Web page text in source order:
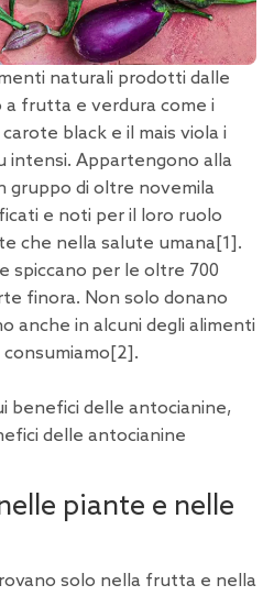
naturali prodotti dalle
frutta e verdura come i
black e il mais viola i
intensi. Appartengono alla
gruppo di oltre novemila
e noti per il loro ruolo
che nella salute umana[1].
spiccano per le oltre 700
finora. Non solo donano
anche in alcuni degli alimenti
[2].
benefici delle antocianine,
delle antocianine
piante e nelle
solo nella frutta e nella